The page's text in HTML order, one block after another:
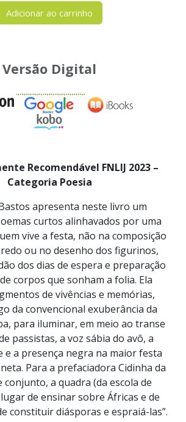
Adicionar ao carrinho
Versão Digital
Recomendável FNLIJ 2023 –
Categoria Poesia
apresenta neste livro um
curtos alinhavados por uma
vive a festa, não na composição
ou no desenho dos figurinos,
dos dias de espera e preparação
corpos que sonham a folia. Ela
de vivências e memórias,
da convencional exuberância da
para iluminar, em meio ao transe
passistas, a voz sábia do avô, a
e a presença negra na maior festa
Para a prefaciadora Cidinha da
conjunto, a quadra (da escola de
de ensinar sobre Áfricas e de
constituir diásporas e espraiá-las”.